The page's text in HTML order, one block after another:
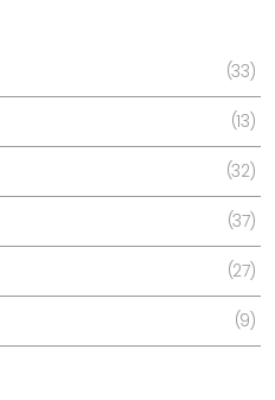
33
13
32
37
27
9